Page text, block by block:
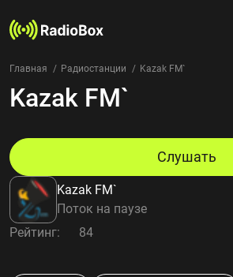
Радиостанции
Страны
Избранное
О нас
Добавить радиостанцию
Главная Радиостанции Kazak FM`
Kazak FM`
Kazak FM`
Поток на паузе
Слушать
Рейтинг: 84